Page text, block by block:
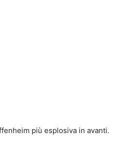
più esplosiva in avanti.